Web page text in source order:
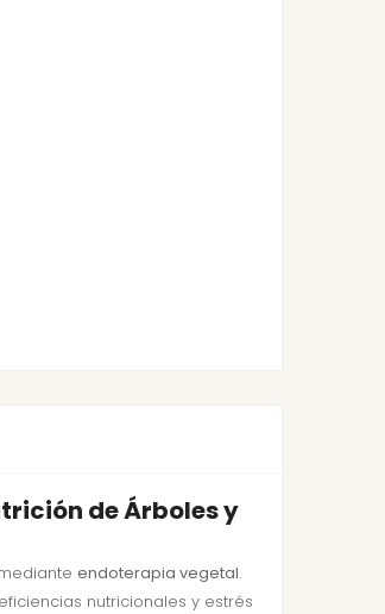
de Árboles y
endoterapia vegetal.
nutricionales y estrés